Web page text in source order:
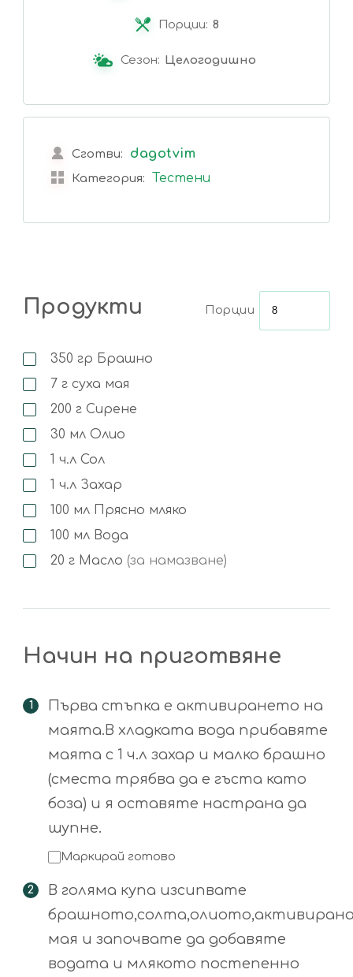
Порции: 8
Сезон: Целогодишно
Сготви: dagotvim
Категория: Тестени
Продукти Порции
350 гр Брашно
7 г суха мая
200 г Сирене
30 мл Олио
1 ч.л Сол
1 ч.л Захар
100 мл Прясно мляко
100 мл Вода
20 г Масло (за намазване)
Начин на приготвяне
Първа стъпка е активирането на
маята.В хладката вода прибавяте
маята с 1 ч.л захар и малко брашно
(сместа трябва да е гъста като
боза) и я оставяте настрана да
шупне.
Маркирай готово
В голяма купа изсипвате
мая и започвате да добавяте
водата и млякото постепенно